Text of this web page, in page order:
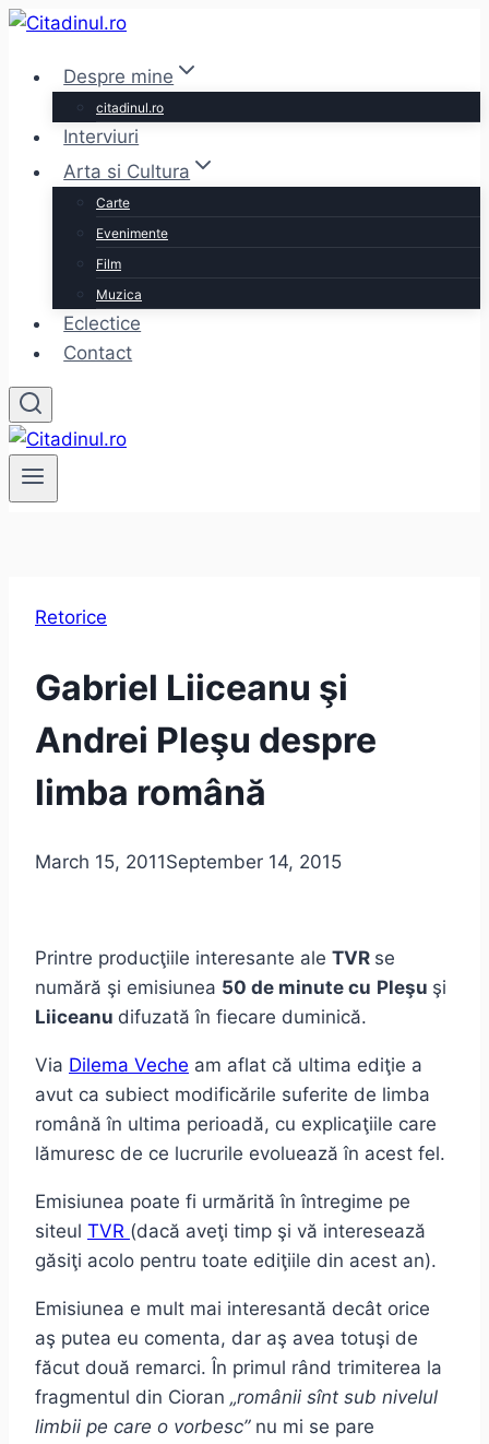
Skip
contentDespre mine
citadinul.ro
Interviuri
Arta si Cultura
Carte
Evenimente
Film
Muzica
Eclectice
Contact
Retorice
Gabriel Liiceanu şi
Andrei Pleşu despre
limba română
March 15, 2011September 14, 2015
Printre producţiile interesante ale TVR se
numără şi emisiunea 50 de minute cu Pleşu şi
Liiceanu difuzată în fiecare duminică.
Via Dilema Veche am aflat că ultima ediţie a
avut ca subiect modificările suferite de limba
română în ultima perioadă, cu explicaţiile care
lămuresc de ce lucrurile evoluează în acest fel.
Emisiunea poate fi urmărită în întregime pe
siteul TVR (dacă aveţi timp şi vă interesează
găsiţi acolo pentru toate ediţiile din acest an).
Emisiunea e mult mai interesantă decât orice
aş putea eu comenta, dar aş avea totuşi de
făcut două remarci. În primul rând trimiterea la
fragmentul din Cioran „românii sînt sub nivelul
limbii pe care o vorbesc”nu mi se pare